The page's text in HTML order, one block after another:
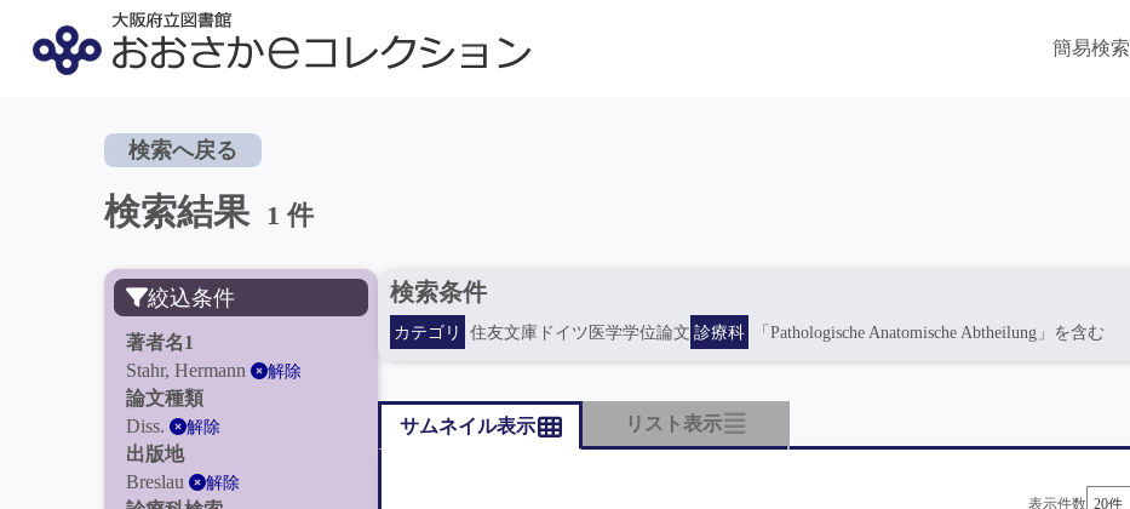
簡易検索
検索へ戻る
検索結果 1 件
絞込条件
著者名1
Stahr, Hermann
解除
論文種類
Diss.
解除
出版地
Breslau
解除
検索条件
カテゴリ 住友文庫ドイツ医学学位論文 診療科 「Pathologische Anatomische Abtheilung」を含む
サムネイル表示 リスト表示
表示件数